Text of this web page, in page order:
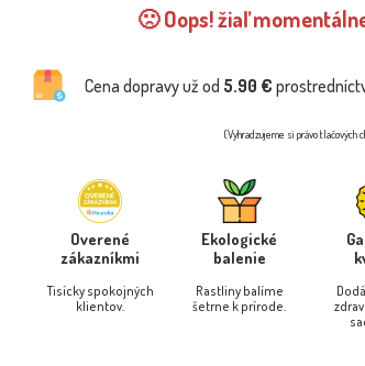
🙁 Oops! žiaľ
Cena dopravy už od 5.90 €
(Vyhradzujeme si právo tlačových
Overené
zákazníkmi
Tisícky spokojných
klientov.
Ekologické
balenie
Rastliny balíme
šetrne k prírode.